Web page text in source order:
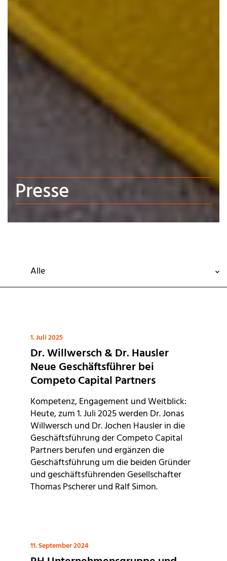
Presse
1. Juli 2025
Dr. Willwersch & Dr. Hausler
Neue Geschäftsführer bei
Competo Capital Partners
Kompetenz, Engagement und Weitblick:
Heute, zum 1. Juli 2025 werden Dr. Jonas
Willwersch und Dr. Jochen Hausler in die
Geschäftsführung der Competo Capital
Partners berufen und ergänzen die
Geschäftsführung um die beiden Gründer
und geschäftsführenden Gesellschafter
Thomas Pscherer und Ralf Simon.
11. September 2024